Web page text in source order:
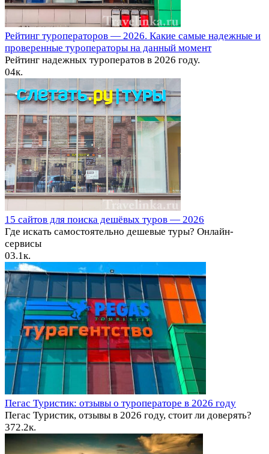
Рейтинг туроператоров — 2026. Какие самые надежные и
проверенные туроператоры на данный момент
Рейтинг надежных туроператов в 2026 году.
04к.
15 сайтов для поиска дешёвых туров⁠⁠ — 2026
Где искать самостоятельно дешевые туры? Онлайн-
сервисы
03.1к.
Пегас Туристик: отзывы о туроператоре в 2026 году
Пегас Туристик, отзывы в 2026 году, стоит ли доверять?
372.2к.